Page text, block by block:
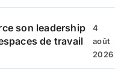
son leadership
de travail
4
août
2026